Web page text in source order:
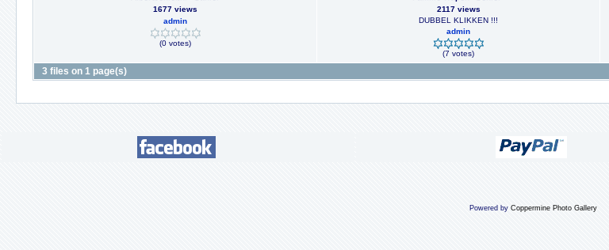
1677 views
admin
(0 votes)
2117 views
DUBBEL KLIKKEN !!!
admin
(7 votes)
3 files on 1 page(s)
Powered by Coppermine Photo Gallery